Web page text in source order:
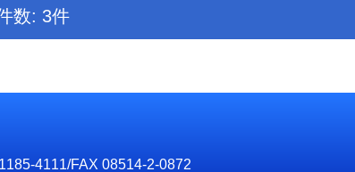
数: 3件
4111/FAX 08514-2-0872